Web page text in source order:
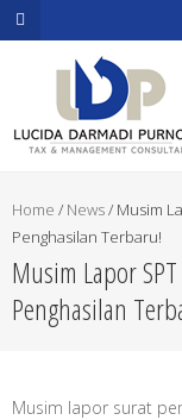
Home / News/ Musim
Penghasilan Terbaru!
Musim Lapor
Penghasilan
Musim lapor surat